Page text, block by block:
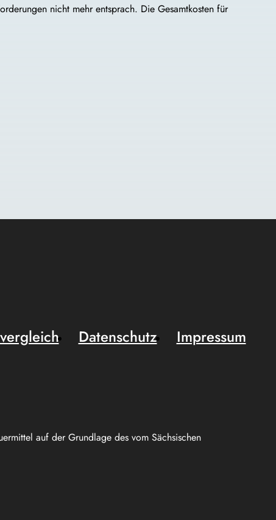
nicht mehr entsprach. Die Gesamtkosten für
auf der Grundlage des vom Sächsischen
Datenschutz
Impressum